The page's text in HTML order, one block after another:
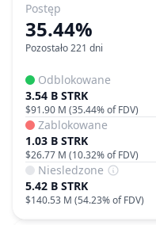
Postęp
35.44%
Pozostało 221 dni
Odblokowane
3.54 B STRK
$91.90 M (35.44%of FDV)
Zablokowane
1.03 B STRK
$26.77 M (10.32%of FDV)
Niesledzone
5.42 B STRK
$140.53 M (54.23%of FDV)